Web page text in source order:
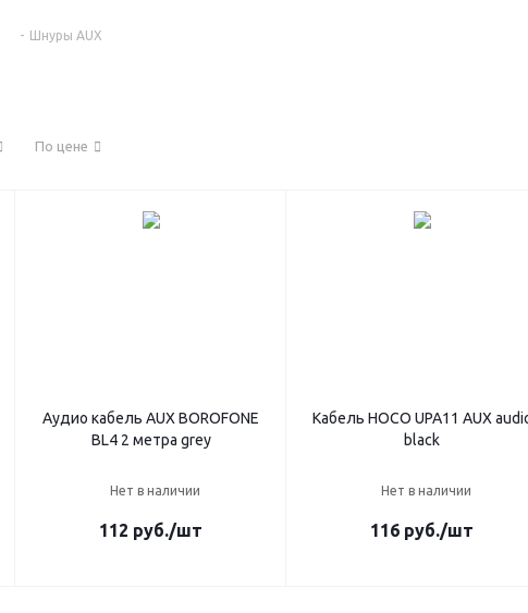
- Шнуры AUX
По цене
Аудио кабель AUX BOROFONE
BL4 2 метра grey
Нет в наличии
112 руб./шт
Кабель HOCO UPA11 AUX
black
Нет в наличии
116 руб./шт